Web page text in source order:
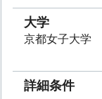
大学
京都女子大学
詳細条件